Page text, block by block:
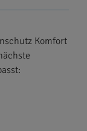
Komfort